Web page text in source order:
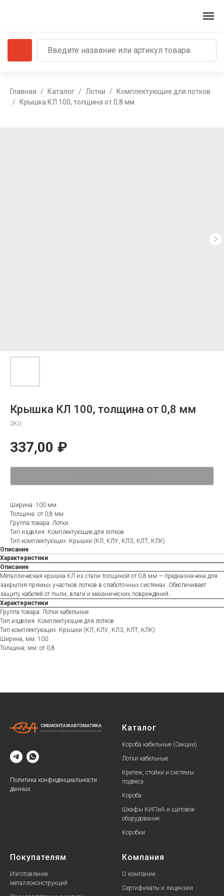
Главная Каталог Лотки
Комплектующие для лотков
Крышка КЛ 100, толщина от 0,8 мм
Крышка КЛ 100, толщина от 0,8 мм
SKU:
337,00 ₽
Ширина: 100 мм
Толщина: от 0,8 мм
Группа товара: Лотки
Тип изделия: Комплектующие для лотков
Тип комплектующих: Крышки (КЛ, КЛУ, КЛЗ, КЛТ, КЛК)
Описание
Характеристики
Описание
Металлическая крышка КЛ из стали толщиной от 0,8 мм — предназначена для
закрытия прямых участков лотков в слаботочных системах. Обеспечивает
защиту кабелей от пыли, влаги и механических повреждений.
Характеристики
Группа товара: Лотки кабельные
Тип изделия: Комплектующие для лотков
Тип комплектующих: Крышки (КЛ, КЛУ, КЛЗ, КЛТ, КЛК)
Ширина, мм: 100
Толщина, мм: от 0,8
Политика конфиденциальности
данных
Каталог
Короба кабельные (Секции)
Лотки кабельные
Крепеж, стойки и системы
подвеса
Короба
Шкафы КИПиА и щитовое
оборудование
Коробки
Покупателям
Изготовление
металлоконструкций
Компания
О компании
Сертификаты и лицензии